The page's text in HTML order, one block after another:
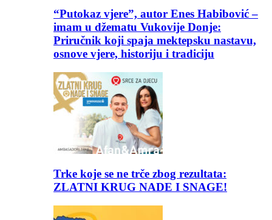
“Putokaz vjere”, autor Enes Habibović –
imam u džematu Vukovije Donje:
Priručnik koji spaja mektepsku nastavu,
osnove vjere, historiju i tradiciju
Trke koje se ne trče zbog rezultata:
ZLATNI KRUG NADE I SNAGE!